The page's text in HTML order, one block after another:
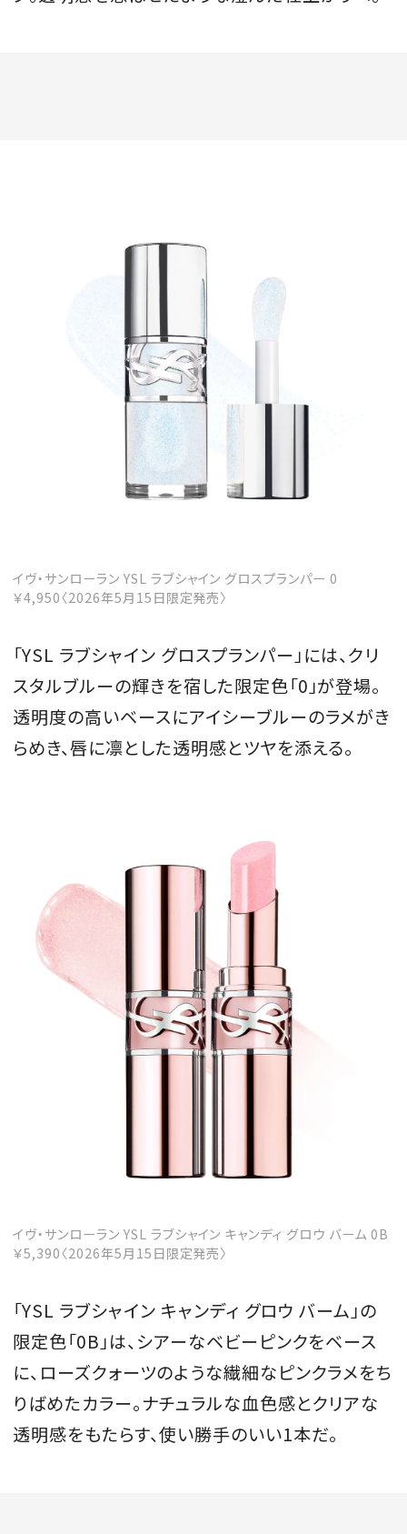
イヴ・サンローラン YSL ラブシャイン グロスプランパー 0
￥4,950〈2026年5月15日限定発売〉
「YSL ラブシャイン グロスプランパー」には、クリ
スタルブルーの輝きを宿した限定色「0」が登場。
透明度の高いベースにアイシーブルーのラメがき
らめき、唇に凛とした透明感とツヤを添える。
イヴ・サンローラン YSL ラブシャイン キャンディ グロウ バーム 0B
￥5,390〈2026年5月15日限定発売〉
「YSL ラブシャイン キャンディ グロウ バーム」の
限定色「0B」は、シアーなベビーピンクをベース
に、ローズクォーツのような繊細なピンクラメをち
りばめたカラー。ナチュラルな血色感とクリアな
透明感をもたらす、使い勝手のいい1本だ。